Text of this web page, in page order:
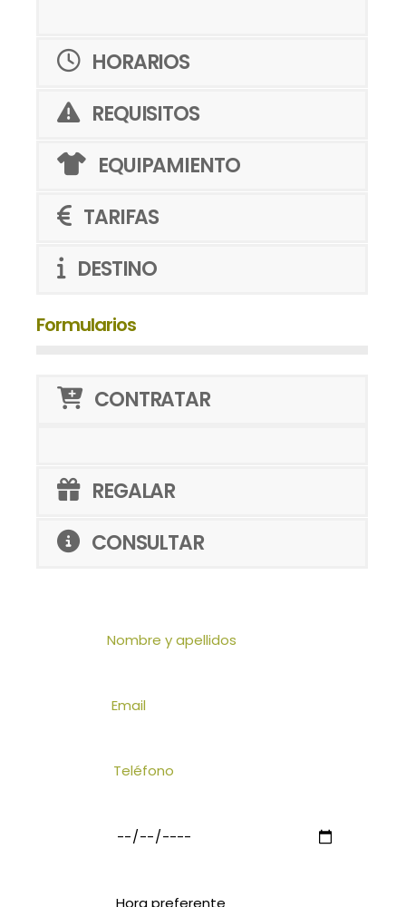
HORARIOS
REQUISITOS
EQUIPAMIENTO
TARIFAS
DESTINO
Formularios
CONTRATAR
REGALAR
CONSULTAR